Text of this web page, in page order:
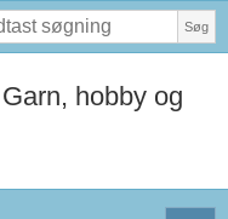
Søg
hobby og